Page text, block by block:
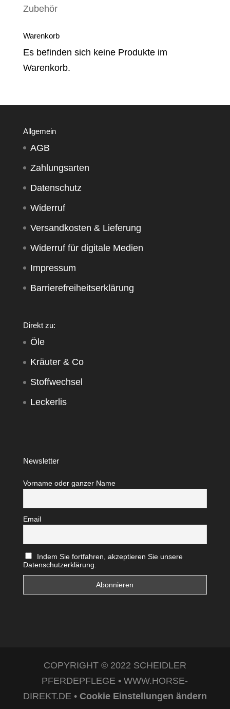
Zubehör
Warenkorb
Es befinden sich keine Produkte im
Warenkorb.
Allgemein
AGB
Zahlungsarten
Datenschutz
Widerruf
Versandkosten & Lieferung
Widerruf für digitale Medien
Impressum
Barrierefreiheitserklärung
Direkt zu:
Öle
Kräuter & Co
Stoffwechsel
Leckerlis
Newsletter
Vorname oder ganzer Name
Email
Indem Sie fortfahren, akzeptieren Sie unsere
Datenschutzerklärung.
COPYRIGHT © 2022 SCHEIDLER
PFERDEPFLEGE • WWW.HORSE-
DIREKT.DE • Cookie Einstellungen ändern